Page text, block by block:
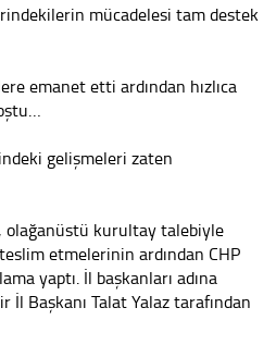
mücadelesi tam destek
emanet etti ardından hızlıca
gelişmeleri zaten
olağanüstü kurultay talebiyle
etmelerinin ardından CHP
yaptı. İl başkanları adına
İl Başkanı Talat Yalaz tarafından